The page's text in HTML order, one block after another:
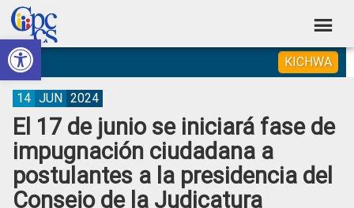
Abrir barra de herramientas
Skip
to
primary
navigation
Skip
to
main
content
Skip
to
primary
sidebar
Skip
to
footer
Consejo
de
Participación
Ciudadana
Control
Construyendo
Poder
Ciudadano
KICHWA
El 17 de junio se iniciará fase de
impugnación ciudadana a
postulantes a la presidencia del
Consejo de la Judicatura
14 JUN 2024